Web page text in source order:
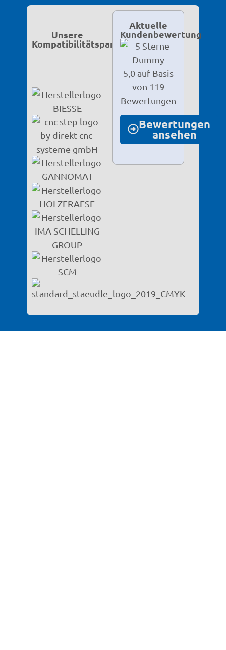
Unsere
Kompatibilitätspartner
Aktuelle
Kundenbewertung
5,0 auf Basis
von 119
Bewertungen
Bewertungen
ansehen